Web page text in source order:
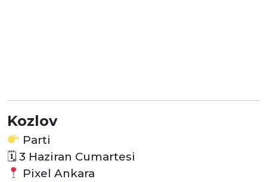
Kozlov
Parti
🗓 3 Haziran Cumartesi
Pixel Ankara